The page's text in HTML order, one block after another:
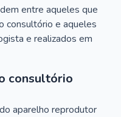
entre aqueles que
consultório e aqueles
e realizados em
consultório
aparelho reprodutor